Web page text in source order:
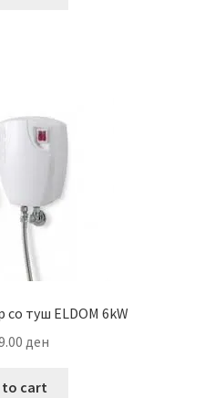
со туш ELDOM 6kW
ден
to cart